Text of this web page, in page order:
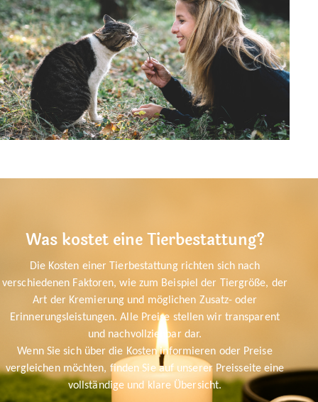
Was kostet eine Tierbestattung?
Die Kosten einer Tierbestattung richten sich nach
verschiedenen Faktoren, wie zum Beispiel der Tiergröße, der
Art der Kremierung und möglichen Zusatz- oder
Erinnerungsleistungen. Alle Preise stellen wir transparent
und nachvollziehbar dar.
Wenn Sie sich über die Kosten informieren oder Preise
vergleichen möchten, finden Sie auf unserer Preisseite eine
vollständige und klare Übersicht.